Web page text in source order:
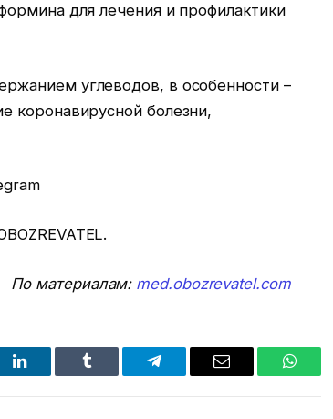
для лечения и профилактики
углеводов, в особенности –
коронавирусной болезни,
По материалам: med.obozrevatel.com
LinkedIn Tumblr Telegram Email